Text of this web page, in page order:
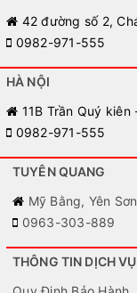
42 đường số 2,
0982-971-555
HÀ NỘI
11B Trần Quý
0982-971-555
TUYÊN QUANG
Mỹ Bằng, Yên
0963-303-889
THÔNG TIN DỊCH VỤ